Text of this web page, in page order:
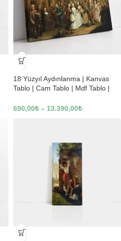
-23%
18 Yüzyıl Aydınlanma | Kanvas
Tablo | Cam Tablo | Mdf Tablo |
690,00₺ – 13.390,00₺
-23%